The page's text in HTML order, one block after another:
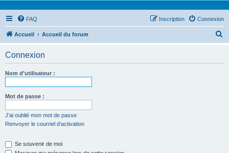
FAQ Connexion
Inscription
Accueil Accueil du forum
Connexion
Nom d’utilisateur :
Mot de passe :
J’ai oublié mon mot de passe
Renvoyer le courriel d’activation
Se souvenir de moi